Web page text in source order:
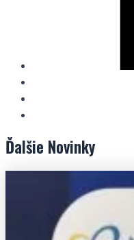
Ďalšie Novinky